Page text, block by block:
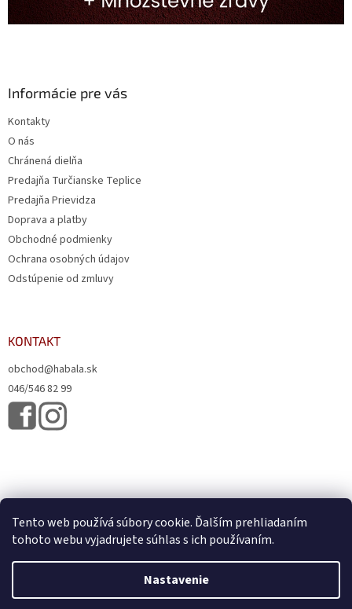
Tento web používá súbory cookie. Ďalším prehliadaním
tohoto webu vyjadrujete súhlas s ich používaním.
Nastavenie
Informácie pre vás
Kontakty
O nás
Chránená dielňa
Predajňa Turčianske Teplice
Predajňa Prievidza
Doprava a platby
Obchodné podmienky
Ochrana osobných údajov
Odstúpenie od zmluvy
KONTAKT
obchod@habala.sk
046/546 82 99